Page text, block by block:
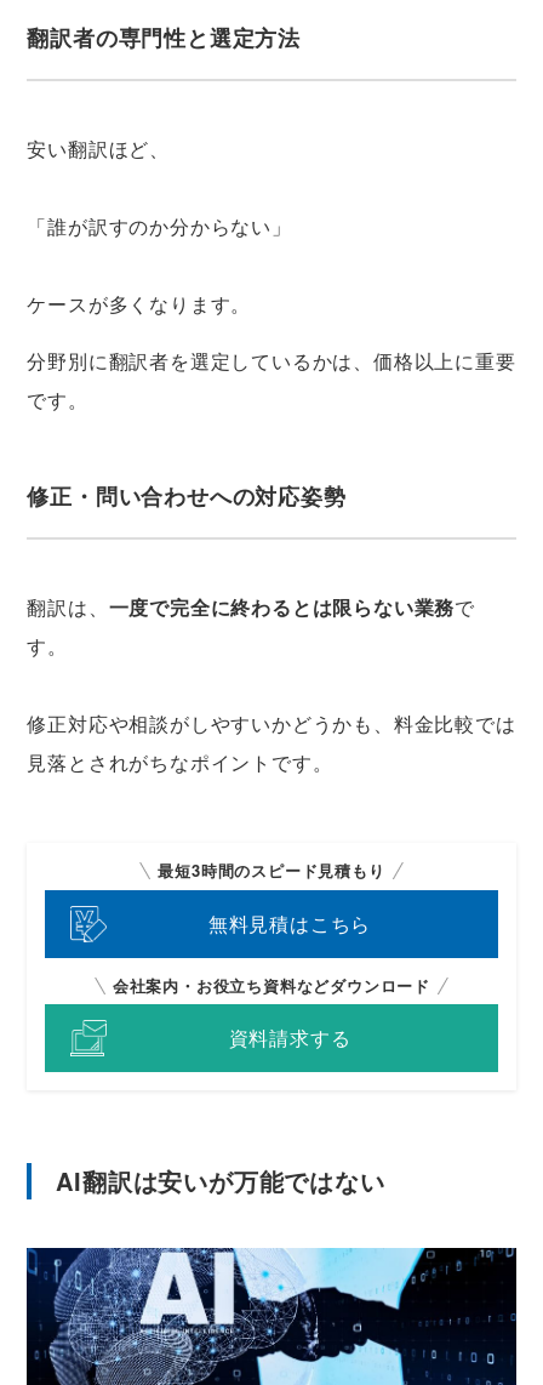
翻訳者の専門性と選定方法
安い翻訳ほど、
「誰が訳すのか分からない」
ケースが多くなります。
分野別に翻訳者を選定しているかは、価格以上に重要
です。
修正・問い合わせへの対応姿勢
翻訳は、 一度で完全に終わるとは限らない業務で
す。
修正対応や相談がしやすいかどうかも、料金比較では
見落とされがちなポイントです。
最短3時間のスピード見積もり
無料見積はこちら
会社案内・お役立ち資料などダウンロード
資料請求する
AI翻訳は安いが万能ではない